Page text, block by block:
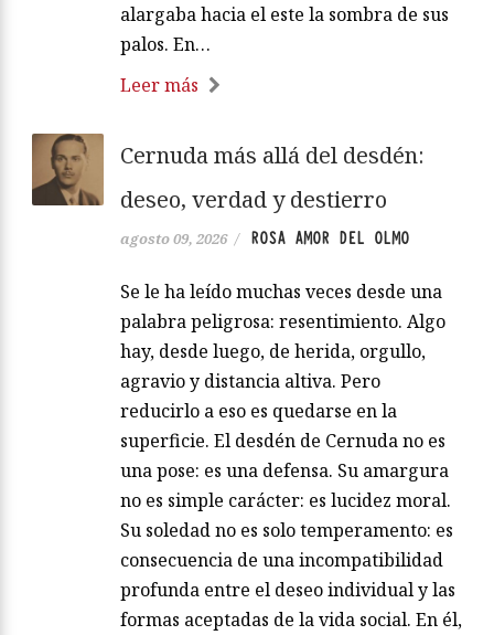
alargaba hacia el este la sombra de sus
palos. En…
Leer más
Cernuda más allá del desdén:
deseo, verdad y destierro
agosto 09, 2026 / ROSA AMOR DEL OLMO
Se le ha leído muchas veces desde una
palabra peligrosa: resentimiento. Algo
hay, desde luego, de herida, orgullo,
agravio y distancia altiva. Pero
reducirlo a eso es quedarse en la
superficie. El desdén de Cernuda no es
una pose: es una defensa. Su amargura
no es simple carácter: es lucidez moral.
Su soledad no es solo temperamento: es
consecuencia de una incompatibilidad
profunda entre el deseo individual y las
formas aceptadas de la vida social. En él,